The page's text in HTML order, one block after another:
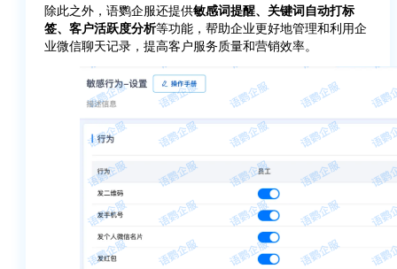
除此之外，语鹦企服还提供敏感词提醒、关键词自动打标
签、客户活跃度分析等功能，帮助企业更好地管理和利用企
业微信聊天记录，提高客户服务质量和营销效率。